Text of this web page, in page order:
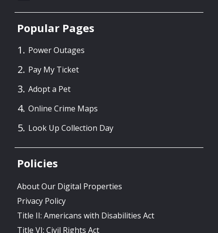
Popular Pages
Power Outages
Pay My Ticket
Adopt a Pet
Online Crime Maps
Look Up Collection Day
Policies
About Our Digital Properties
Privacy Policy
Title II: Americans with Disabilities Act
Title VI: Civil Rights Act